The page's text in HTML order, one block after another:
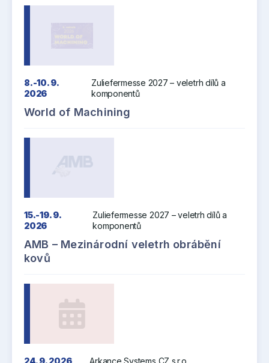
8.-10. 9.
2026
Zuliefermesse 2027 – veletrh dílů a
komponentů
World of Machining
15.-19. 9.
2026
Zuliefermesse 2027 – veletrh dílů a
komponentů
AMB – Mezinárodní veletrh obrábění
kovů
24. 9. 2026 Arkance Systems CZ s.r.o.